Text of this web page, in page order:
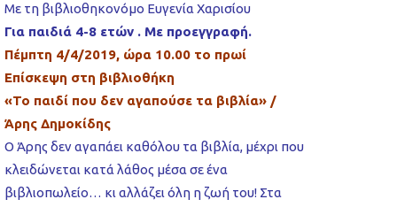
Με τη βιβλιοθηκονόμο Ευγενία Χαρισίου
Για παιδιά 4-8 ετών . Με προεγγραφή.
Πέμπτη 4/4/2019, ώρα 10.00 το πρωί
Επίσκεψη στη βιβλιοθήκη
«Το παιδί που δεν αγαπούσε τα βιβλία» /
Άρης Δημοκίδης
Ο Άρης δεν αγαπάει καθόλου τα βιβλία, μέχρι που
κλειδώνεται κατά λάθος μέσα σε ένα
βιβλιοπωλείο… κι αλλάζει όλη η ζωή του! Στα